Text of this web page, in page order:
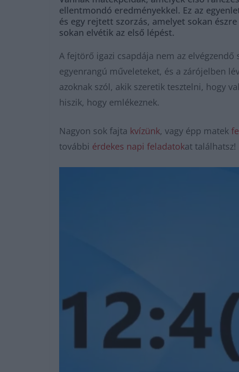
ellentmondó eredményekkel. Ez az
és egy rejtett szorzás, amelyet sokan
sokan elvétik az első lépést.
A fejtörő igazi csapdája nem az
egyenrangú műveleteket, és a zárójelben
azoknak szól, akik szeretik tesztelni, hogy
hiszik, hogy emlékeznek.
Nagyon sok fajta kvízünk, vagy épp matek
további érdekes napi feladatokat találhatsz!